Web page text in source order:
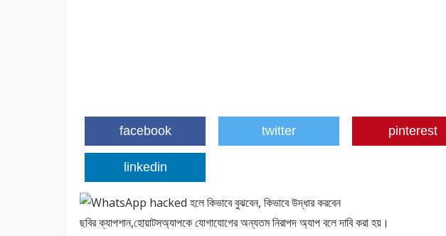
facebook twitter pinterest
linkedin
ছবির ক্যাপশান,হোয়াটসঅ্যাপকে যোগাযোগের অন্যতম নিরাপদ অ্যাপ বলে দাবি করা হয়।